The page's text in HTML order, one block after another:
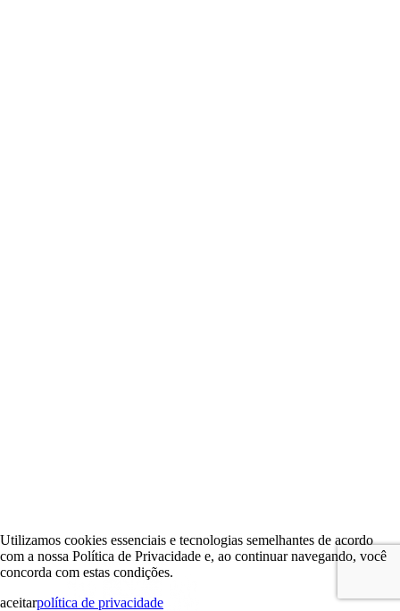
Utilizamos cookies essenciais e tecnologias semelhantes de acordo
com a nossa Política de Privacidade e, ao continuar navegando, você
concorda com estas condições.
aceitarpolítica de privacidade